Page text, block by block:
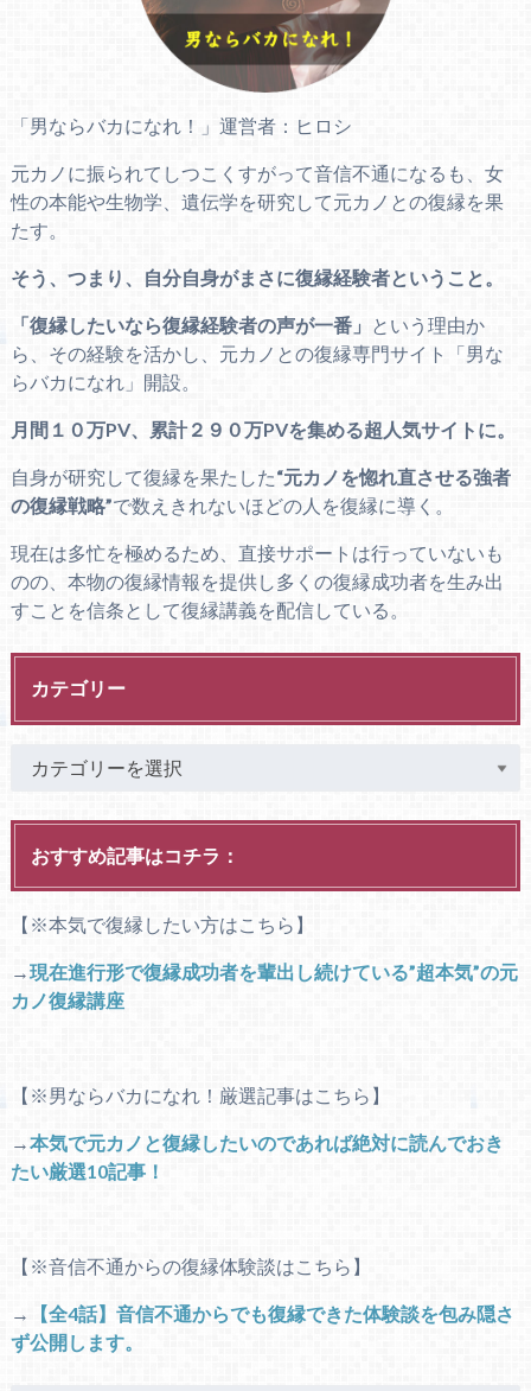
「男ならバカになれ！」運営者：ヒロシ
元カノに振られてしつこくすがって音信不通になるも、女
性の本能や生物学、遺伝学を研究して元カノとの復縁を果
たす。
そう、つまり、自分自身がまさに復縁経験者ということ。
「復縁したいなら復縁経験者の声が一番」
という理由か
ら、その経験を活かし、元カノとの復縁専門サイト「男な
らバカになれ」開設。
月間１０万PV、累計２９０万PVを集める超人気サイトに。
自身が研究して復縁を果たした“元カノを惚れ直させる強者
の復縁戦略”で数えきれないほどの人を復縁に導く。
現在は多忙を極めるため、直接サポートは行っていないも
のの、本物の復縁情報を提供し多くの復縁成功者を生み出
すことを信条として復縁講義を配信している。
カテゴリー
おすすめ記事はコチラ：
【※本気で復縁したい方はこちら】
→現在進行形で復縁成功者を輩出し続けている”超本気”の元
カノ復縁講座
【※男ならバカになれ！厳選記事はこちら】
→本気で元カノと復縁したいのであれば絶対に読んでおき
たい厳選10記事！
【※音信不通からの復縁体験談はこちら】
→
【全4話】音信不通からでも復縁できた体験談を包み隠さ
ず公開します。